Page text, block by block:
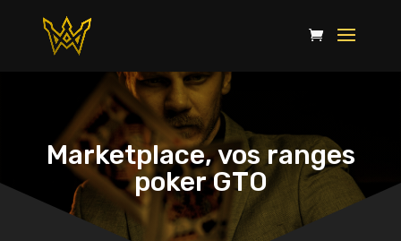
Marketplace, vos ranges
poker GTO